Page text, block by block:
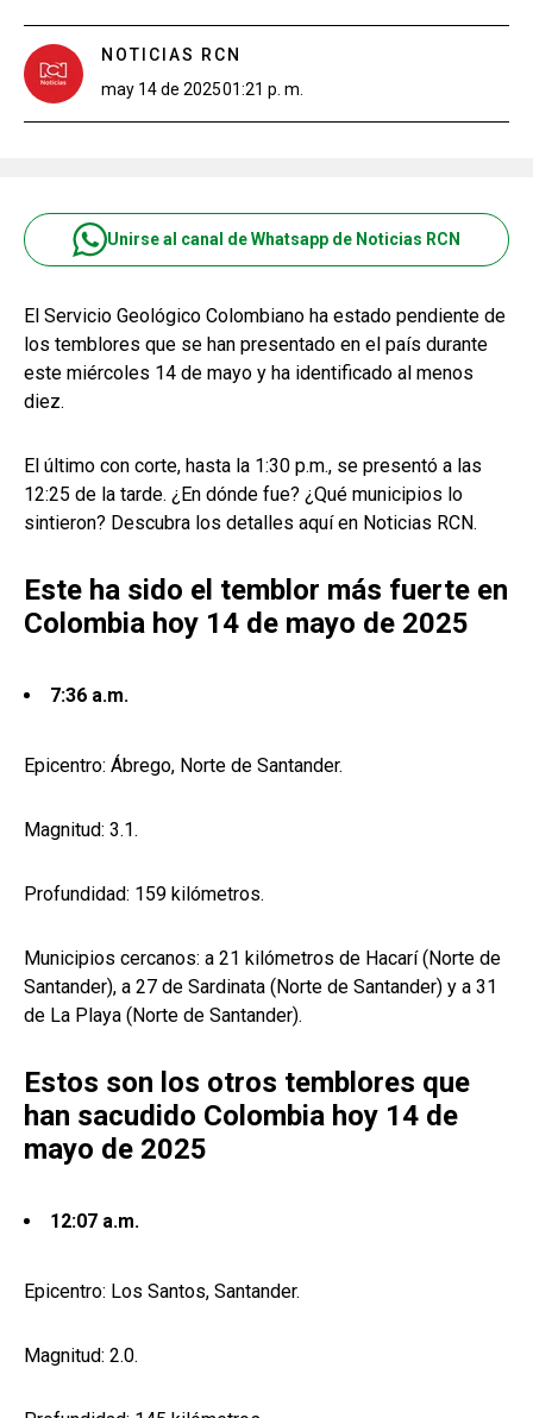
NOTICIAS RCN
may 14 de 202501:21 p. m.
Unirse al canal de Whatsapp de Noticias RCN
El Servicio Geológico Colombiano ha estado pendiente de
los temblores que se han presentado en el país durante
este miércoles 14 de mayo y ha identificado al menos
diez.
El último con corte, hasta la 1:30 p.m., se presentó a las
12:25 de la tarde. ¿En dónde fue? ¿Qué municipios lo
sintieron? Descubra los detalles aquí en Noticias RCN.
Este ha sido el temblor más fuerte en
Colombia hoy 14 de mayo de 2025
7:36 a.m.
Epicentro: Ábrego, Norte de Santander.
Magnitud: 3.1.
Profundidad: 159 kilómetros.
Municipios cercanos: a 21 kilómetros de Hacarí (Norte de
Santander), a 27 de Sardinata (Norte de Santander) y a 31
de La Playa (Norte de Santander).
Estos son los otros temblores que
han sacudido Colombia hoy 14 de
mayo de 2025
12:07 a.m.
Epicentro: Los Santos, Santander.
Magnitud: 2.0.